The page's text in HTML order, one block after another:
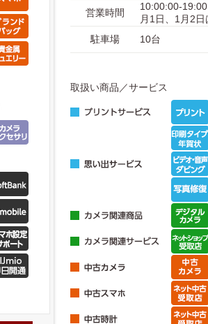
営業時間
10:00:00-
月1日、1月2
駐車場
10台
取扱い商品／サービス